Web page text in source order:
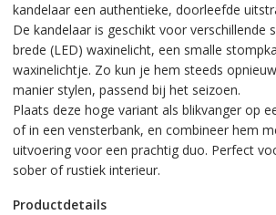
kandelaar een authentieke, doorleefde
De kandelaar is geschikt voor verschillende
brede (LED) waxinelicht, een smalle
waxinelichtje. Zo kun je hem steeds
manier stylen, passend bij het seizoen.
Plaats deze hoge variant als blikvanger op
of in een vensterbank, en combineer hem
uitvoering voor een prachtig duo. Perfect
sober of rustiek interieur.
Productdetails